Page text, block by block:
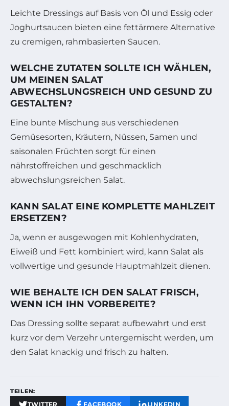
Leichte Dressings auf Basis von Öl und Essig oder
Joghurtsaucen bieten eine fettärmere Alternative
zu cremigen, rahmbasierten Saucen.
WELCHE ZUTATEN SOLLTE ICH WÄHLEN,
UM MEINEN SALAT
ABWECHSLUNGSREICH UND GESUND ZU
GESTALTEN?
Eine bunte Mischung aus verschiedenen
Gemüsesorten, Kräutern, Nüssen, Samen und
saisonalen Früchten sorgt für einen
nährstoffreichen und geschmacklich
abwechslungsreichen Salat.
KANN SALAT EINE KOMPLETTE MAHLZEIT
ERSETZEN?
Ja, wenn er ausgewogen mit Kohlenhydraten,
Eiweiß und Fett kombiniert wird, kann Salat als
vollwertige und gesunde Hauptmahlzeit dienen.
WIE BEHALTE ICH DEN SALAT FRISCH,
WENN ICH IHN VORBEREITE?
Das Dressing sollte separat aufbewahrt und erst
kurz vor dem Verzehr untergemischt werden, um
den Salat knackig und frisch zu halten.
TEILEN:
TWITTER FACEBOOK LINKEDIN